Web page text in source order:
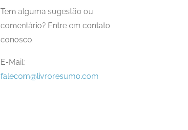
Tem alguma sugestão ou
comentário? Entre em contato
conosco.
E-Mail:
falecom@livroresumo.com